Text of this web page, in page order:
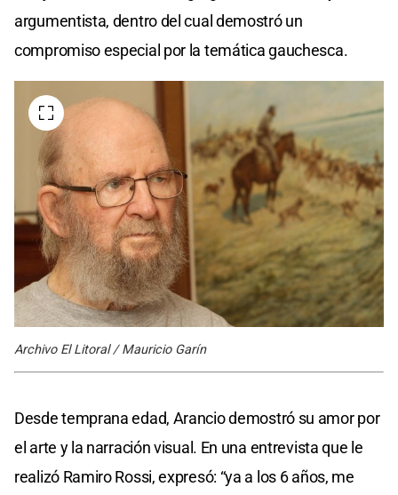
argumentista, dentro del cual demostró un
compromiso especial por la temática gauchesca.
Archivo El Litoral / Mauricio Garín
Desde temprana edad, Arancio demostró su amor por
el arte y la narración visual. En una entrevista que le
realizó Ramiro Rossi, expresó: “ya a los 6 años, me